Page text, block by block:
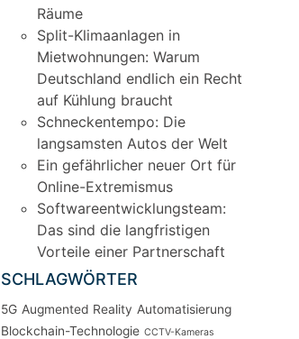
Räume
Split-Klimaanlagen in
Mietwohnungen: Warum
Deutschland endlich ein Recht
auf Kühlung braucht
Schneckentempo: Die
langsamsten Autos der Welt
Ein gefährlicher neuer Ort für
Online-Extremismus
Softwareentwicklungsteam:
Das sind die langfristigen
Vorteile einer Partnerschaft
SCHLAGWÖRTER
5G Augmented Reality Automatisierung
Blockchain-Technologie CCTV-Kameras